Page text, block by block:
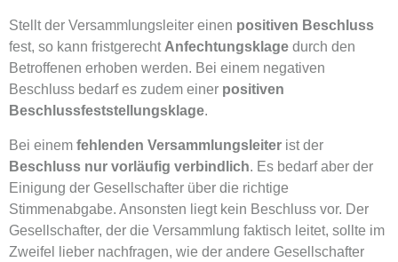
Stellt der Versammlungsleiter einen positiven Beschluss
fest, so kann fristgerechtAnfechtungsklage durch den
Betroffenen erhoben werden. Bei einem negativen
Beschluss bedarf es zudem einer positiven
Beschlussfeststellungsklage.
Bei einem fehlenden Versammlungsleiter ist der
Beschluss nur vorläufig verbindlich. Es bedarf aber der
Einigung der Gesellschafter über die richtige
Stimmenabgabe. Ansonsten liegt kein Beschluss vor. Der
Gesellschafter, der die Versammlung faktisch leitet, sollte im
Zweifel lieber nachfragen, wie der andere Gesellschafter